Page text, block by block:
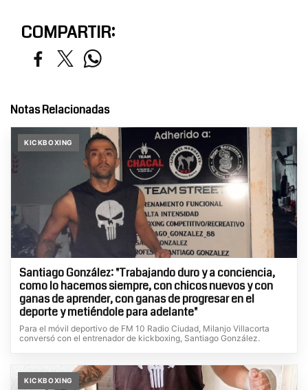
COMPARTIR:
Notas Relacionadas
KICKBOXING
Santiago González: "Trabajando duro y a conciencia,
como lo hacemos siempre, con chicos nuevos y con
ganas de aprender, con ganas de progresar en el
deporte y metiéndole para adelante"
Para el móvil deportivo de FM 10 Radio Ciudad, Milanjo Villacorta
conversó con el entrenador de kickboxing, Santiago González.
KICKBOXING